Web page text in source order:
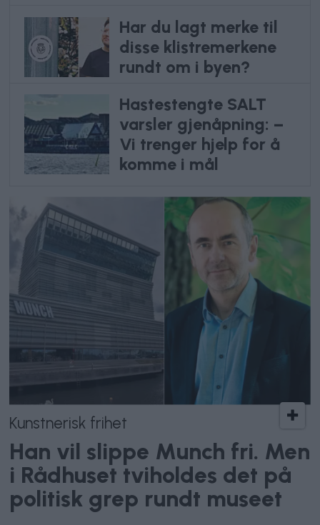
Har du lagt merke til
disse klistremerkene
rundt om i byen?
Hastestengte SALT
varsler gjenåpning: –
Vi trenger hjelp for å
komme i mål
Kunstnerisk frihet
Han vil slippe Munch fri. Men
i Rådhuset tviholdes det på
politisk grep rundt museet